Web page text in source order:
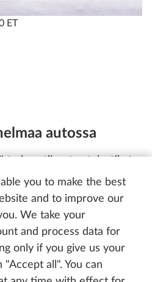
you to make the best
and to improve our
We take your
and process data for
only if you give us your
all". You can
ET
autossa
tarjoaa tilavat vetolaatikot,
yhdistelmän, tilavan
laajennusosan. Tämä
paitsi tyylikkään myös
Liukuovi ollessa auki,
melkein kuin olisi
vierailta suojaa koko
jotta kaikki